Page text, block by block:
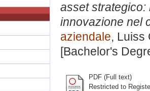
asset strategico:
innovazione nel
aziendale, Luiss
[Bachelor's
PDF (Full text)
Restricted to